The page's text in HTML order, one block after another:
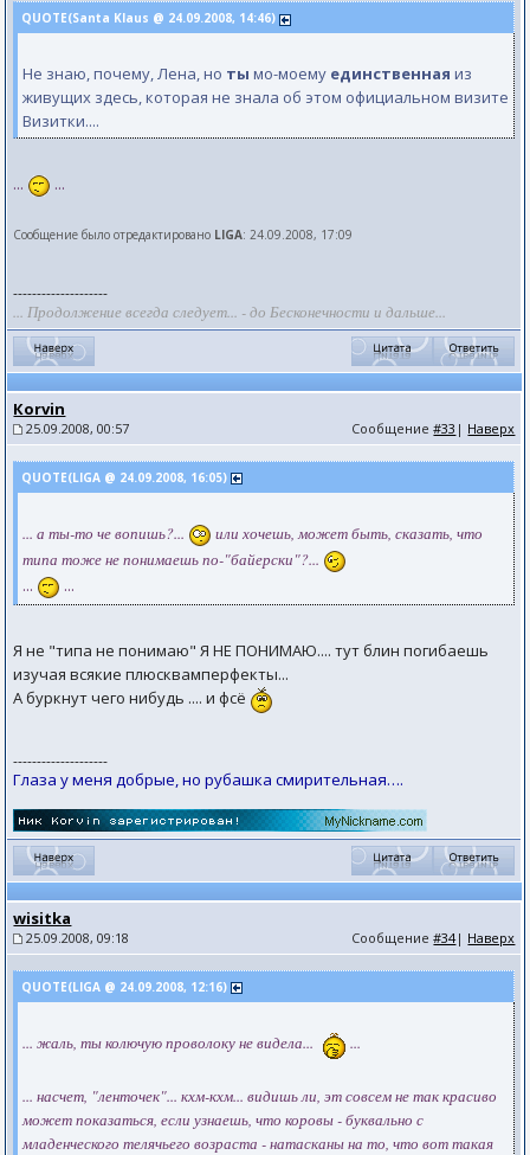
QUOTE(Santa Klaus @ 24.09.2008, 14:46)
Не знаю, почему, Лена, но тымо-моему единственная из
живущих здесь, которая не знала об этом официальном визите
Визитки....
... ...
Сообщение было отредактировано LIGA: 24.09.2008, 17:09
--------------------
... Продолжение всегда следует... - до Бесконечности и дальше...
Коrvin
25.09.2008, 00:57 Сообщение#33 | Наверх
QUOTE(LIGA @ 24.09.2008, 16:05)
... а ты-то че вопишь?...
или хочешь, может быть, сказать, что
типа тоже не понимаешь по-"байерски"?...
...
...
Я не "типа не понимаю" Я НЕ ПОНИМАЮ.... тут блин погибаешь
изучая всякие плюсквамперфекты...
А буркнут чего нибудь .... и фсё
--------------------
Глаза у меня добрые, но рубашка смирительная….
wisitka
25.09.2008, 09:18 Сообщение#34| Наверх
QUOTE(LIGA @ 24.09.2008, 12:16)
... жаль, ты колючую проволоку не видела... ...
... насчет, "ленточек"... кхм-кхм... видишь ли, эт совсем не так красиво
может показаться, если узнаешь, что коровы - буквально с
младенческого телячьего возраста - натасканы на то, что вот такая